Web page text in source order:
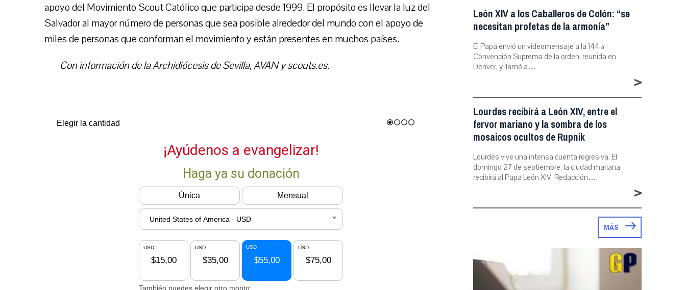
apoyo del Movimiento Scout Católico que participa desde 1999. El propósito es llevar la luz del
Salvador al mayor número de personas que sea posible alrededor del mundo con el apoyo de
miles de personas que conforman el movimiento y están presentes en muchos países.
Con información de la Archidiócesis de Sevilla, AVAN y scouts.es.
León XIV a los Caballeros de Colón: “se
necesitan profetas de la armonía”
El Papa envió un videomensaje a la 144.ª
Convención Suprema de la orden, reunida en
Denver, y llamó a…
>
Lourdes recibirá a León XIV, entre el
fervor mariano y la sombra de los
mosaicos ocultos de Rupnik
Lourdes vive una intensa cuenta regresiva. El
domingo 27 de septiembre, la ciudad mariana
recibirá al Papa León XIV. Redacción…
>
MÁS